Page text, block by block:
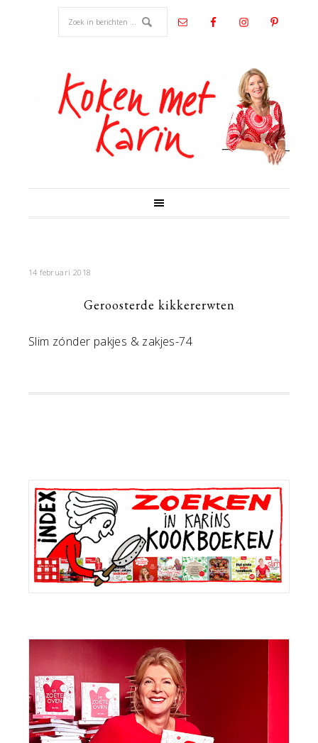
14 februari 2018
Geroosterde kikkererwten
Slim zónder pakjes & zakjes-74
Primaire
Sidebar